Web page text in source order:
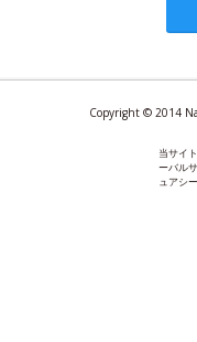
Copyright © 2014
当サイ
ーバル
ュアシ